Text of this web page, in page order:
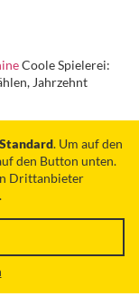
Coole Spielerei:
Jahrzehnt
Standard. Um auf den
den Button unten.
Drittanbieter